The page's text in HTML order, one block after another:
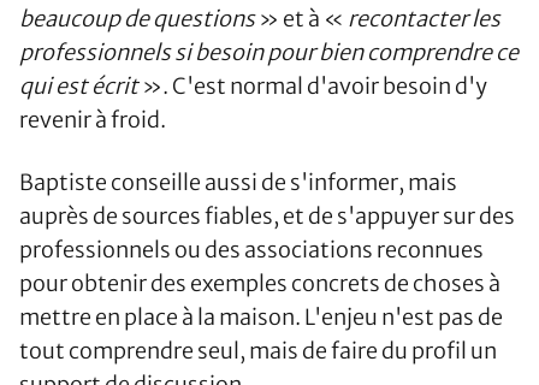
beaucoup de questions» et à « recontacter les
professionnels si besoin pour bien comprendre ce
qui est écrit». C'est normal d'avoir besoin d'y
revenir à froid.
Baptiste conseille aussi de s'informer, mais
auprès de sources fiables, et de s'appuyer sur des
professionnels ou des associations reconnues
pour obtenir des exemples concrets de choses à
mettre en place à la maison. L'enjeu n'est pas de
tout comprendre seul, mais de faire du profil un